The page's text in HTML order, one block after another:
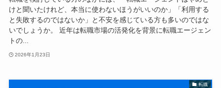
けと聞いたけれど、本当に使わないほうがいいのか」「利用する
と失敗するのではないか」と不安を感じている方も多いのではな
いでしょうか。 近年は転職市場の活発化を背景に転職エージェン
トの...
2026年1月23日
転職